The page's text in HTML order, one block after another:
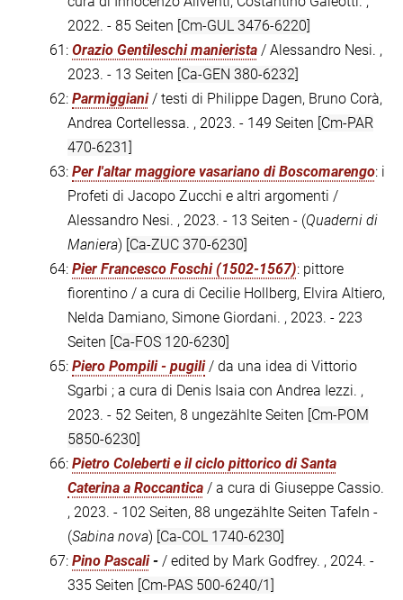
2022. - 85 Seiten [Cm-GUL 3476-6220]
61: Orazio Gentileschi manierista / Alessandro Nesi. ,
2023. - 13 Seiten [Ca-GEN 380-6232]
62: Parmiggiani/ testi di Philippe Dagen, Bruno Corà,
Andrea Cortellessa. , 2023. - 149 Seiten [Cm-PAR
470-6231]
63: Per l'altar maggiore vasariano di Boscomarengo: i
Profeti di Jacopo Zucchi e altri argomenti /
Alessandro Nesi. , 2023. - 13 Seiten - (Quaderni di
Maniera) [Ca-ZUC 370-6230]
64: Pier Francesco Foschi (1502-1567): pittore
fiorentino / a cura di Cecilie Hollberg, Elvira Altiero,
Nelda Damiano, Simone Giordani. , 2023. - 223
Seiten [Ca-FOS 120-6230]
65: Piero Pompili - pugili/ da una idea di Vittorio
Sgarbi ; a cura di Denis Isaia con Andrea Iezzi. ,
2023. - 52 Seiten, 8 ungezählte Seiten [Cm-POM
5850-6230]
66: Pietro Coleberti e il ciclo pittorico di Santa
Caterina a Roccantica / a cura di Giuseppe Cassio.
, 2023. - 102 Seiten, 88 ungezählte Seiten Tafeln -
(Sabina nova) [Ca-COL 1740-6230]
67: Pino Pascali- / edited by Mark Godfrey. , 2024. -
335 Seiten [Cm-PAS 500-6240/1]